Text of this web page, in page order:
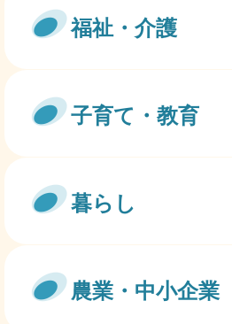
福祉・介護
子育て・教育
暮らし
農業・中小企業